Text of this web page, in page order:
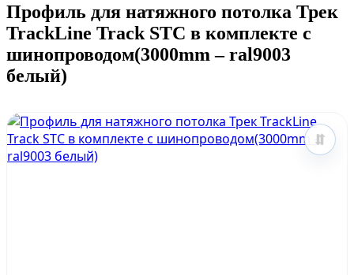
Профиль для натяжного потолка Трек
TrackLine Track STC в комплекте с
шинопроводом(3000mm – ral9003
белый)